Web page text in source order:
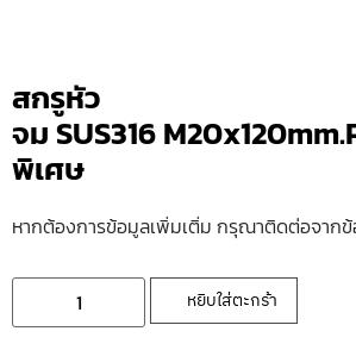
สกรูหัว
จม SUS316
พิเศษ
หากต้องการข้อมูลเพิ่มเติ่ม กรุณาติดต่อจาก
หยิบใส่ตะกร้า